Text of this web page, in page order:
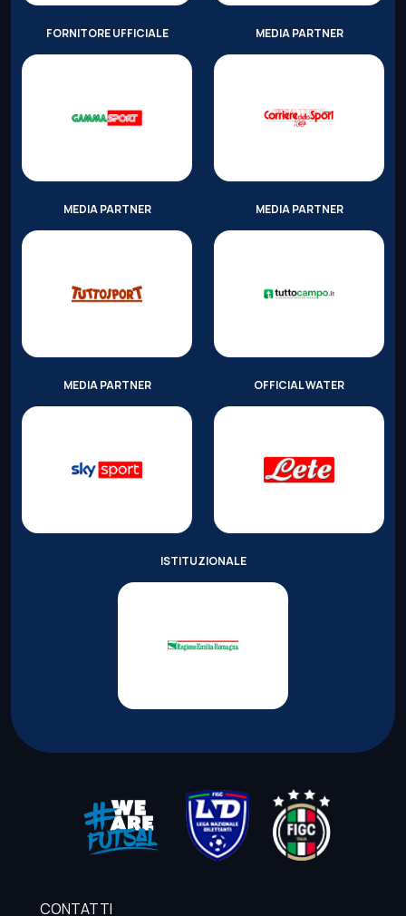
FORNITORE UFFICIALE MEDIA PARTNER
MEDIA PARTNER MEDIA PARTNER
MEDIA PARTNER OFFICIAL WATER
ISTITUZIONALE
CONTATTI